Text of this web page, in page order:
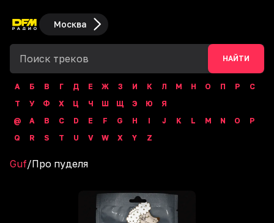
Москва
НАЙТИ
А Б В Г Д Е Ж З И К Л М Н О П Р
С
Т
У Ф Х Ц Ч Ш Щ Э Ю
Я
@
A B C D E F G H I J K L M N O
P
Q
R S T U V W X Y Z
Guf/Про пуделя